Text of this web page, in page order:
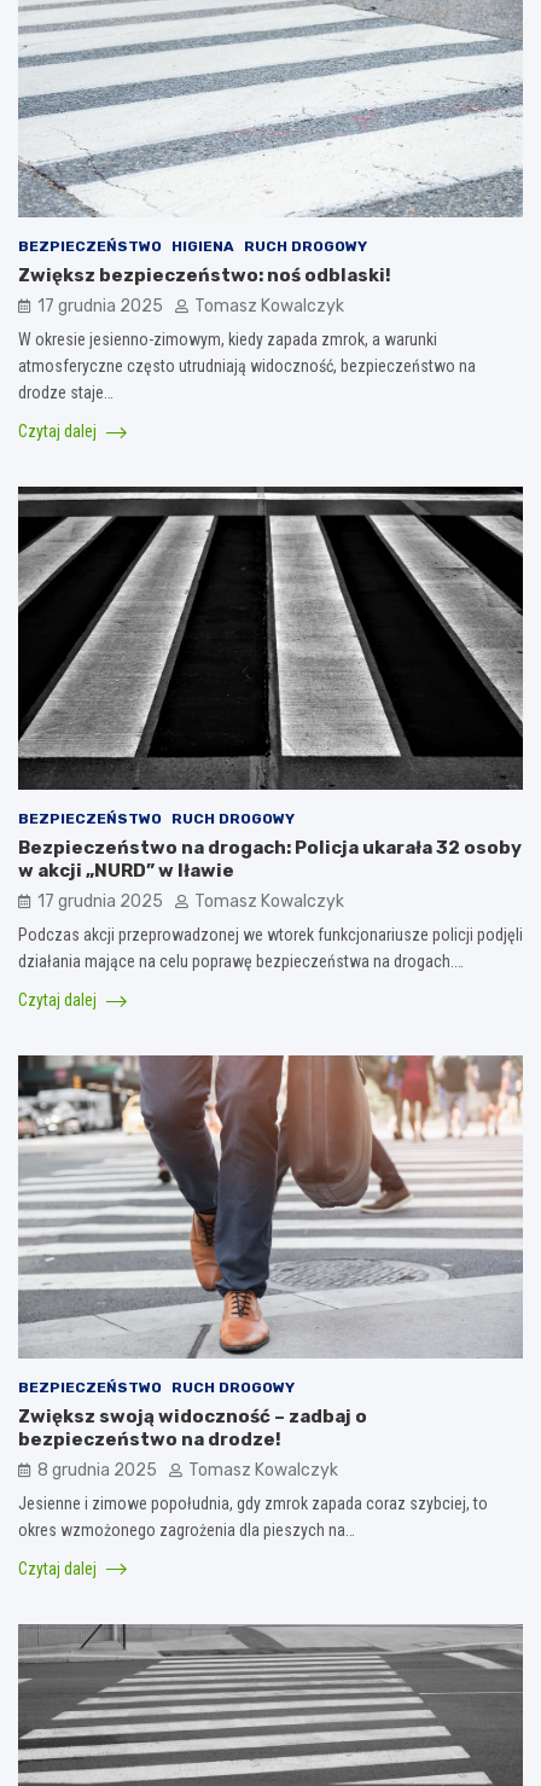
BEZPIECZEŃSTWO HIGIENA RUCH DROGOWY
Zwiększ bezpieczeństwo: noś odblaski!
17 grudnia 2025 Tomasz Kowalczyk
W okresie jesienno-zimowym, kiedy zapada zmrok, a warunki
atmosferyczne często utrudniają widoczność, bezpieczeństwo na
drodze staje…
Czytaj dalej
BEZPIECZEŃSTWO RUCH DROGOWY
Bezpieczeństwo na drogach: Policja ukarała 32 osoby
w akcji „NURD” w Iławie
17 grudnia 2025 Tomasz Kowalczyk
Podczas akcji przeprowadzonej we wtorek funkcjonariusze policji podjęli
działania mające na celu poprawę bezpieczeństwa na drogach.…
Czytaj dalej
BEZPIECZEŃSTWO RUCH DROGOWY
Zwiększ swoją widoczność – zadbaj o
bezpieczeństwo na drodze!
8 grudnia 2025 Tomasz Kowalczyk
Jesienne i zimowe popołudnia, gdy zmrok zapada coraz szybciej, to
okres wzmożonego zagrożenia dla pieszych na…
Czytaj dalej